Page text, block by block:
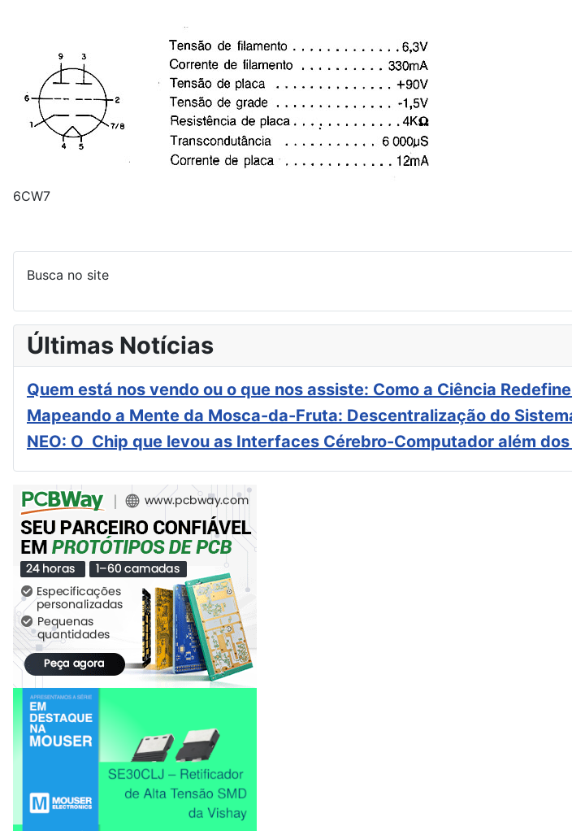
6CW7
Busca no site
Últimas Notícias
Quem está nos vendo ou o que nos assiste: Como a Ciência
Mapeando a Mente da Mosca-da-Fruta: Descentralização do
NEO: O Chip que levou as Interfaces Cérebro-Computador além